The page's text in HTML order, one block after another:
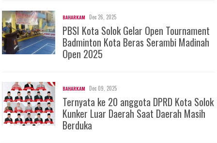
BAHARKAM Dec 26, 2025
PBSI Kota Solok Gelar Open Tournament
Badminton Kota Beras Serambi Madinah
Open 2025
BAHARKAM Dec 09, 2025
Ternyata ke 20 anggota DPRD Kota Solok
Kunker Luar Daerah Saat Daerah Masih
Berduka